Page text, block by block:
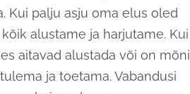
Kui palju asju oma elus oled
alustame ja harjutame. Kui
aitavad alustada või on mõni
ja toetama. Vabandusi